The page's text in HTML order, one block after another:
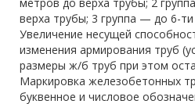
верха трубы; 3 группа — до 6-
Увеличение несущей
изменения армирования труб
размеры ж/б труб при этом
Маркировка железобетонных
буквенное и числовое